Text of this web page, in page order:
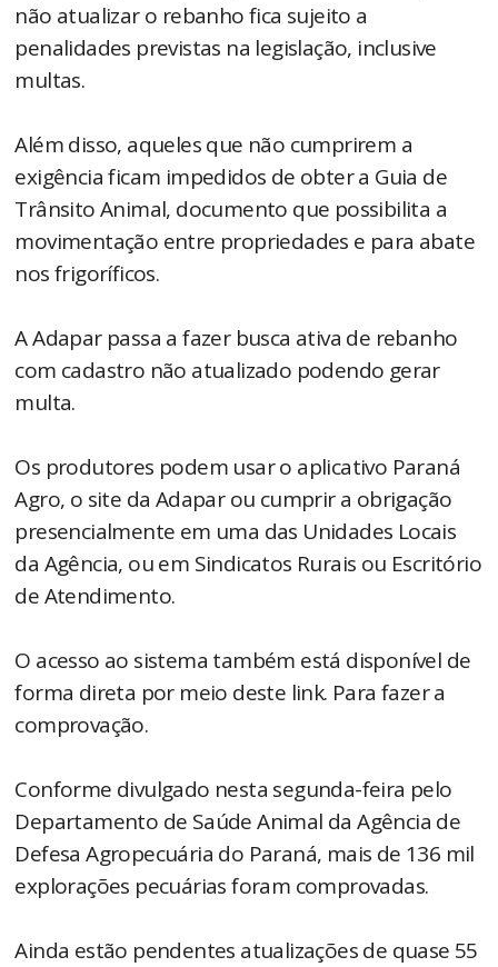
não atualizar o rebanho fica sujeito a
penalidades previstas na legislação, inclusive
multas.
Além disso, aqueles que não cumprirem a
exigência ficam impedidos de obter a Guia de
Trânsito Animal, documento que possibilita a
movimentação entre propriedades e para abate
nos frigoríficos.
A Adapar passa a fazer busca ativa de rebanho
com cadastro não atualizado podendo gerar
multa.
Os produtores podem usar o aplicativo Paraná
Agro, o site da Adapar ou cumprir a obrigação
presencialmente em uma das Unidades Locais
da Agência, ou em Sindicatos Rurais ou Escritório
de Atendimento.
O acesso ao sistema também está disponível de
forma direta por meio deste link. Para fazer a
comprovação.
Conforme divulgado nesta segunda-feira pelo
Departamento de Saúde Animal da Agência de
Defesa Agropecuária do Paraná, mais de 136 mil
explorações pecuárias foram comprovadas.
Ainda estão pendentes atualizações de quase 55